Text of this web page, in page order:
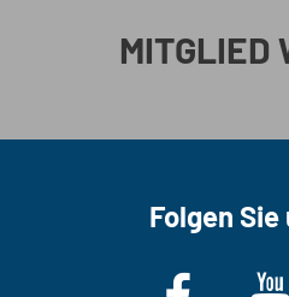
MITGLIED
Folgen